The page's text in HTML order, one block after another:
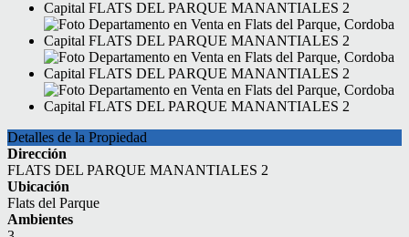
Detalles de la Propiedad
Dirección
FLATS DEL PARQUE MANANTIALES 2
Ubicación
Flats del Parque
Ambientes